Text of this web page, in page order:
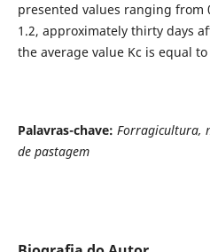
presented values ranging from
1.2, approximately thirty days
the average value Kc is equal to
Palavras-chave: Forragicultura,
de pastagem